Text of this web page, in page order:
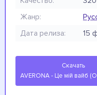
Жанр:
Дата релиза:
15
Скачать